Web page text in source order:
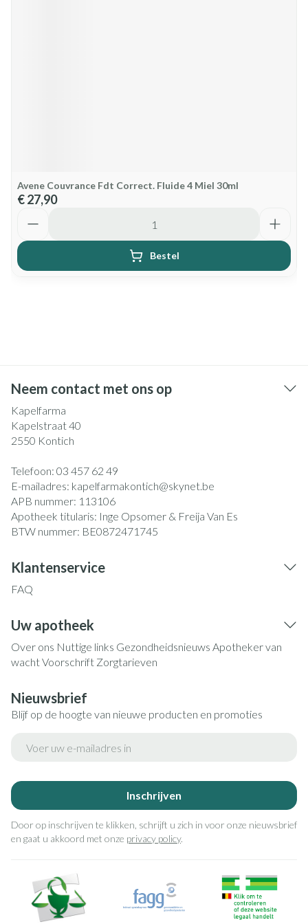
Avene Couvrance Fdt Correct. Fluide 4 Miel 30ml
€ 27,90
Bestel
Neem contact met ons op
Kapelfarma
Kapelstraat 40
2550 Kontich
Telefoon: 03 457 62 49
E-mailadres: kapelfarmakontich@skynet.be
APB nummer: 113106
Apotheek titularis: Inge Opsomer & Freija Van Es
BTW nummer: BE0872471745
Klantenservice
FAQ
Uw apotheek
Over ons Nuttige links Gezondheidsnieuws Apotheker van
wachtVoorschrift Zorgtarieven
Nieuwsbrief
Blijf op de hoogte van nieuwe producten en promoties
Inschrijven
Door op inschrijven te klikken, schrijft u zich in voor onze nieuwsbrief
en gaat u akkoord met onze privacy policy.